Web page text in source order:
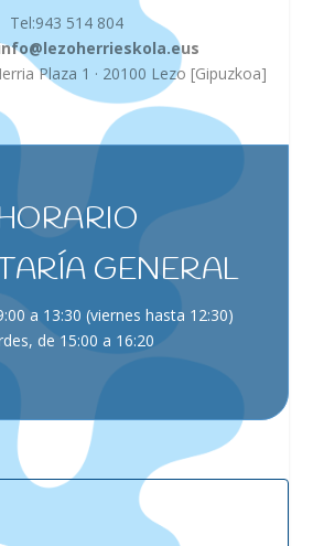
Tel:943 514 804
Plaza 1 · 20100 Lezo [Gipuzkoa]
GENERAL
a 13:30 (viernes hasta 12:30)
de 15:00 a 16:20